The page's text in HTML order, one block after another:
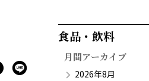
食品・飲料​
月間アーカイブ
2026年8月